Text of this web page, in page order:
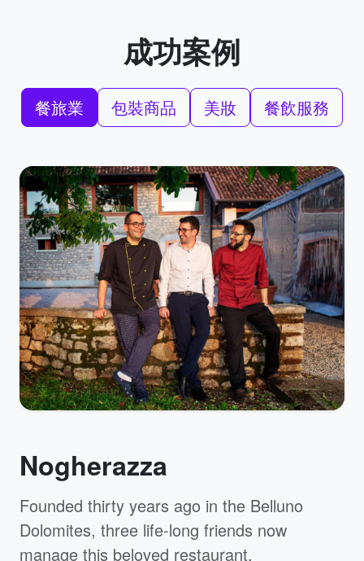
成功案例
餐旅業 包裝商品 美妝 餐飲服務
Nogherazza
Founded thirty years ago in the Belluno
Dolomites, three life-long friends now
manage this beloved restaurant.